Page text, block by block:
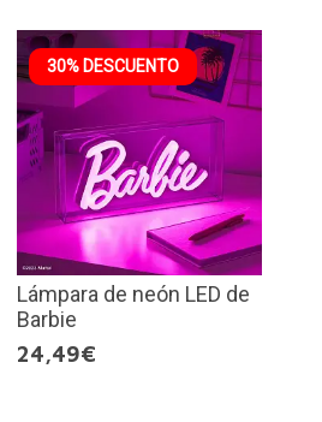
30% DESCUENTO
Lámpara de neón LED de
Barbie
24,49€